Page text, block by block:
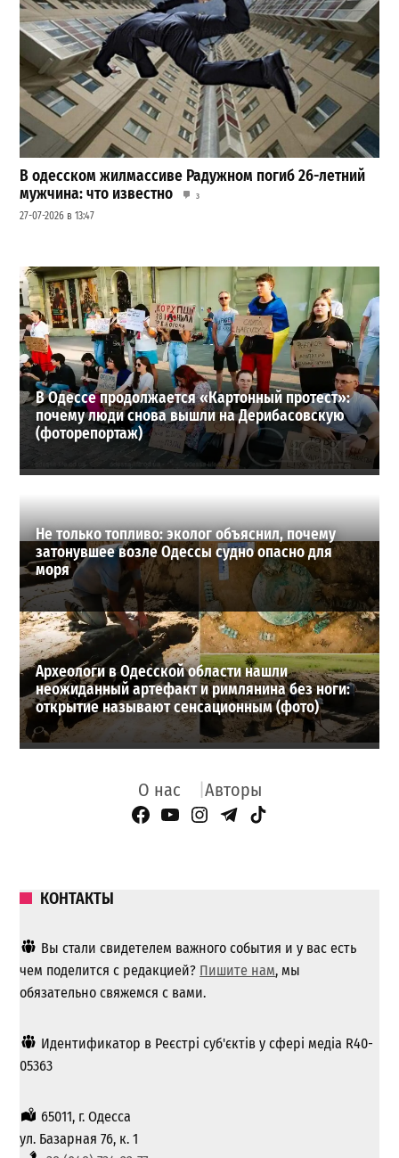
В одесском жилмассиве Радужном погиб 26-летний
мужчина: что известно
3
27-07-2026 в 13:47
Шезлонги, бунгало и VIP-зоны: сколько придется
заплатить за отдых в Аркадии
3
21-07-2026 в 19:23
ВИБОР РЕДАКЦИИ
В Одессе продолжается «Картонный протест»:
почему люди снова вышли на Дерибасовскую
(фоторепортаж)
Не только топливо: эколог объяснил, почему
затонувшее возле Одессы судно опасно для
моря
Археологи в Одесской области нашли
неожиданный артефакт и римлянина без ноги:
открытие называют сенсационным (фото)
О нас Авторы
Facebook Page
YouTube
Instagram
Telegram
TikTok
КОНТАКТЫ
Вы стали свидетелем важного события и у вас есть
чем поделится с редакцией? Пишите нам, мы
обязательно свяжемся с вами.
Идентификатор в Реєстрі суб'єктів у сфері медіа R40-
05363
65011, г. Одесса
ул. Базарная 76, к. 1